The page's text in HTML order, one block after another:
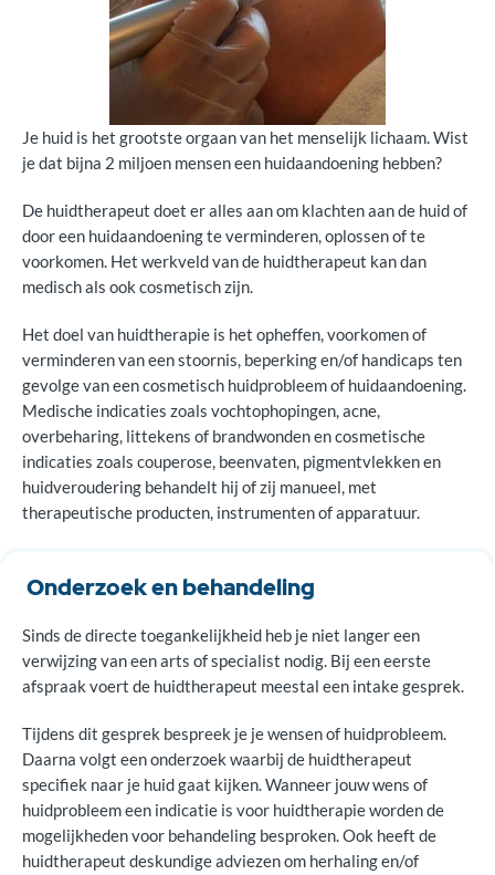
Je huid is het grootste orgaan van het menselijk lichaam. Wist
je dat bijna 2 miljoen mensen een huidaandoening hebben?
De huidtherapeut doet er alles aan om klachten aan de huid of
door een huidaandoening te verminderen, oplossen of te
voorkomen. Het werkveld van de huidtherapeut kan dan
medisch als ook cosmetisch zijn.
Het doel van huidtherapie is het opheffen, voorkomen of
verminderen van een stoornis, beperking en/of handicaps ten
gevolge van een cosmetisch huidprobleem of huidaandoening.
Medische indicaties zoals vochtophopingen, acne,
overbeharing, littekens of brandwonden en cosmetische
indicaties zoals couperose, beenvaten, pigmentvlekken en
huidveroudering behandelt hij of zij manueel, met
therapeutische producten, instrumenten of apparatuur.
Onderzoek en behandeling
Sinds de directe toegankelijkheid heb je niet langer een
verwijzing van een arts of specialist nodig. Bij een eerste
afspraak voert de huidtherapeut meestal een intake gesprek.
Tijdens dit gesprek bespreek je je wensen of huidprobleem.
Daarna volgt een onderzoek waarbij de huidtherapeut
specifiek naar je huid gaat kijken. Wanneer jouw wens of
huidprobleem een indicatie is voor huidtherapie worden de
mogelijkheden voor behandeling besproken. Ook heeft de
huidtherapeut deskundige adviezen om herhaling en/of